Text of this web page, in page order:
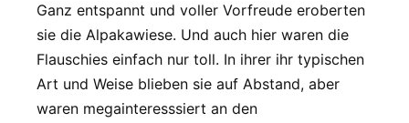
Ganz entspannt und voller Vorfreude eroberten
sie die Alpakawiese. Und auch hier waren die
Flauschies einfach nur toll. In ihrer ihr typischen
Art und Weise blieben sie auf Abstand, aber
waren megainteresssiert an den